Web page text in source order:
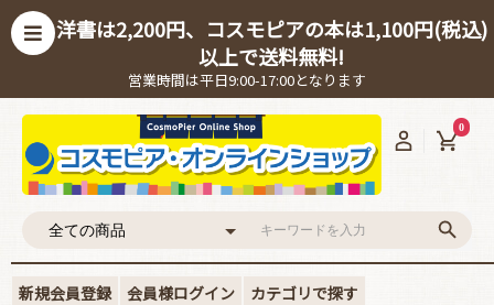
洋書は2,200円、コスモピアの本は1,100円(税込)
以上で送料無料!
営業時間は平日9:00-17:00となります
0
新規会員登録 会員様ログイン
カテゴリで探す